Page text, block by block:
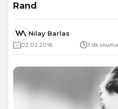
Rand
Nilay Barlas
02.02.2018 7 dk okuma